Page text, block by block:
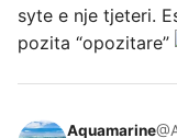
syte e nje tjeteri.
pozita “opozitare”
Aquamarine